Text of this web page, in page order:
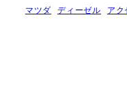
マツダ ディーゼル アク